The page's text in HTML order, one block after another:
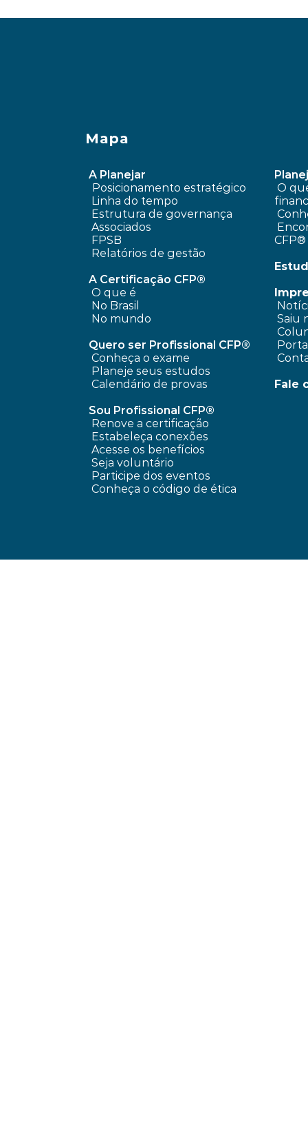
A Planejar
Posicionamento estratégico
Linha do tempo
Estrutura de governança
Associados
FPSB
Relatórios de gestão
A Certificação CFP®
O que é
No Brasil
No mundo
Quero ser Profissional CFP®
Conheça o exame
Planeje seus estudos
Calendário de provas
Sou Profissional CFP®
Renove a certificação
Estabeleça conexões
Acesse os benefícios
Seja voluntário
Participe dos eventos
Conheça o código de ética
CFP®
Saiu
Fale
Mapa